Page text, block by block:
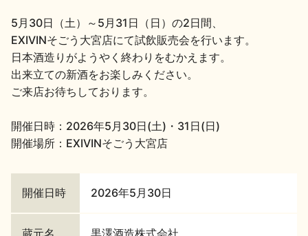
5月30日（土）～5月31日（日）の2日間、
EXIVINそごう大宮店にて試飲販売会を行います。
日本酒造りがようやく終わりをむかえます。
出来立ての新酒をお楽しみください。
ご来店お待ちしております。
開催日時：2026年5月30日(土)・31日(日)
開催場所：EXIVINそごう大宮店
開催日時 2026年5月30日